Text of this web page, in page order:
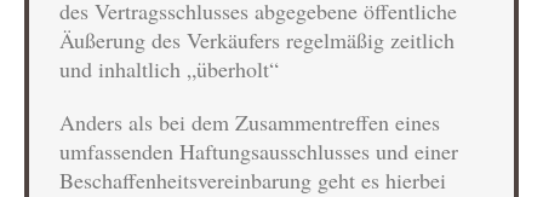
des Vertragsschlusses abgegebene öffentliche
Äußerung des Verkäufers regelmäßig zeitlich
und inhaltlich „überholt“
Anders als bei dem Zusammentreffen eines
umfassenden Haftungsausschlusses und einer
Beschaffenheitsvereinbarung geht es hierbei